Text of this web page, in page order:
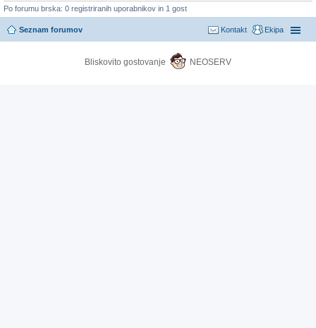
Po forumu brska: 0 registriranih uporabnikov in 1 gost
Seznam forumov Ekipa
Kontakt
Bliskovito gostovanje NEOSERV